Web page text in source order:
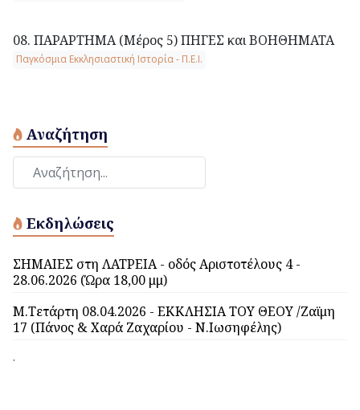
08. ΠΑΡΑΡΤΗΜΑ (Μέρος 5) ΠΗΓΕΣ και ΒΟΗΘΗΜΑΤΑ
Παγκόσμια Εκκλησιαστική Ιστορία - Π.Ε.Ι.
Αναζήτηση
Εκδηλώσεις
ΣΗΜΑΙΕΣ στη ΛΑΤΡΕΙΑ - οδός Αριστοτέλους 4 -
28.06.2026 (Ώρα 18,00 μμ)
Μ.Τετάρτη 08.04.2026 - ΕΚΚΛΗΣΙΑ ΤΟΥ ΘΕΟΥ /Ζαϊμη
17 (Πάνος & Χαρά Ζαχαρίου - Ν.Ιωσηφέλης)
.